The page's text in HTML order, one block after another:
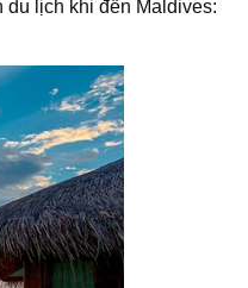
lịch khi đến Maldives: